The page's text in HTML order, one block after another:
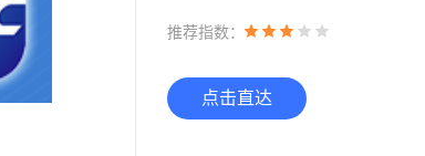
推荐指数：
点击直达